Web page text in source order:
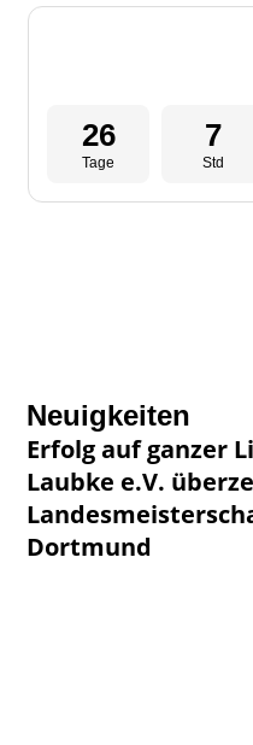
Neuigkeiten
Erfolg auf ganzer
Laubke e.V.
Dortmund